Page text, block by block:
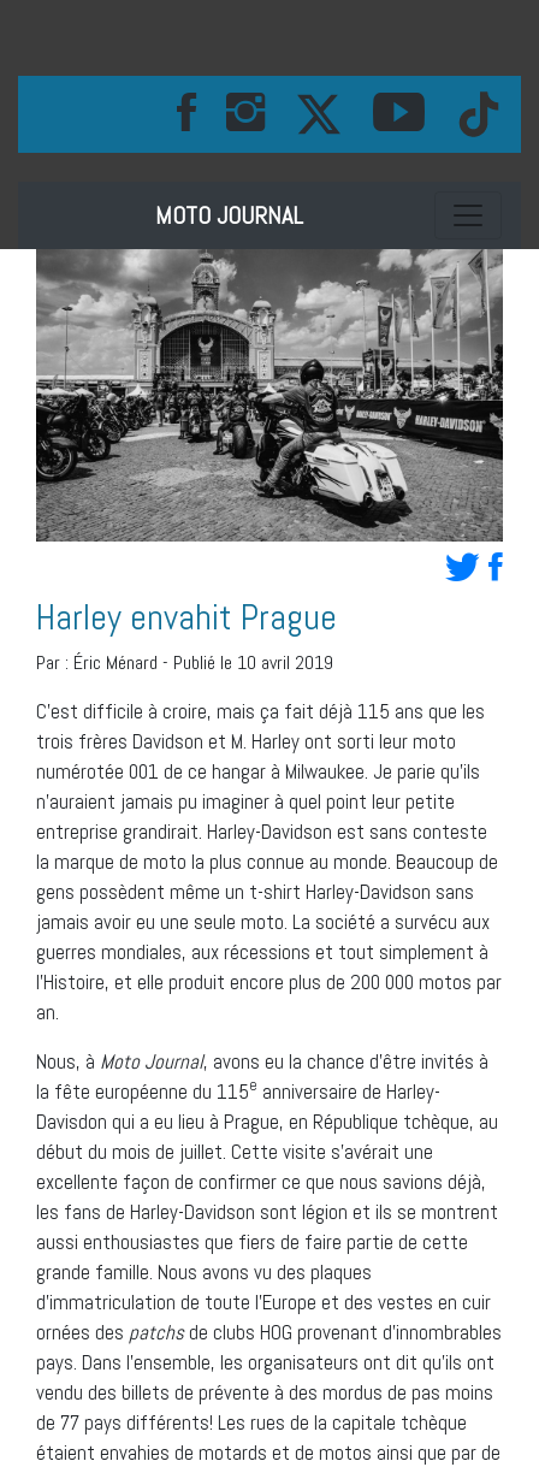
MOTO JOURNAL Toggle
Harley envahit Prague
Par : Éric Ménard - Publié le 10 avril 2019
C’est difficile à croire, mais ça fait déjà 115 ans que les
trois frères Davidson et M. Harley ont sorti leur moto
numérotée 001 de ce hangar à Milwaukee. Je parie qu’ils
n’auraient jamais pu imaginer à quel point leur petite
entreprise grandirait. Harley-Davidson est sans conteste
la marque de moto la plus connue au monde. Beaucoup de
gens possèdent même un t-shirt Harley-Davidson sans
jamais avoir eu une seule moto. La société a survécu aux
guerres mondiales, aux récessions et tout simplement à
l’Histoire, et elle produit encore plus de 200 000 motos par
an.
Nous, à Moto Journal, avons eu la chance d’être invités à
la fête européenne du 115e anniversaire de Harley-
Davisdon qui a eu lieu à Prague, en République tchèque, au
début du mois de juillet. Cette visite s’avérait une
excellente façon de confirmer ce que nous savions déjà,
les fans de Harley-Davidson sont légion et ils se montrent
aussi enthousiastes que fiers de faire partie de cette
grande famille. Nous avons vu des plaques
d’immatriculation de toute l’Europe et des vestes en cuir
ornées des patchsde clubs HOG provenant d’innombrables
pays. Dans l’ensemble, les organisateurs ont dit qu’ils ont
vendu des billets de prévente à des mordus de pas moins
de 77 pays différents! Les rues de la capitale tchèque
étaient envahies de motards et de motos ainsi que par de